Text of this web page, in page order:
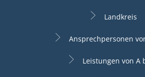
Landkreis
Ansprechpersonen
Leistungen von A